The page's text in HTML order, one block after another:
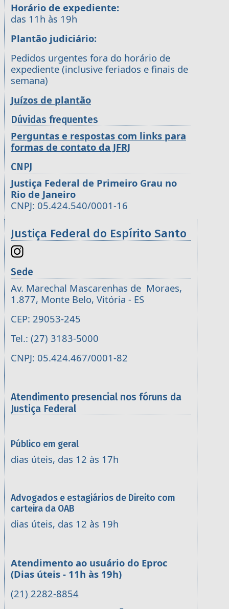
Horário de expediente:
das 11h às 19h
Plantão judiciário:
Pedidos urgentes fora do horário de
expediente (inclusive feriados e finais de
semana)
Juízos de plantão
Dúvidas frequentes
Perguntas e respostas com links para
formas de contato da JFRJ
CNPJ
Justiça Federal de Primeiro Grau no
Rio de Janeiro
CNPJ: 05.424.540/0001-16
Justiça Federal do Espírito Santo
Sede
Av. Marechal Mascarenhas de Moraes,
1.877, Monte Belo, Vitória - ES
CEP: 29053-245
Tel.: (27) 3183-5000
CNPJ: 05.424.467/0001-82
Atendimento presencial nos fóruns da
Justiça Federal
Público em geral
dias úteis, das 12 às 17h
Advogados e estagiários de Direito com
carteira da OAB
dias úteis, das 12 às 19h
Atendimento ao usuário do Eproc
(Dias úteis - 11h às 19h)
(21) 2282-8854